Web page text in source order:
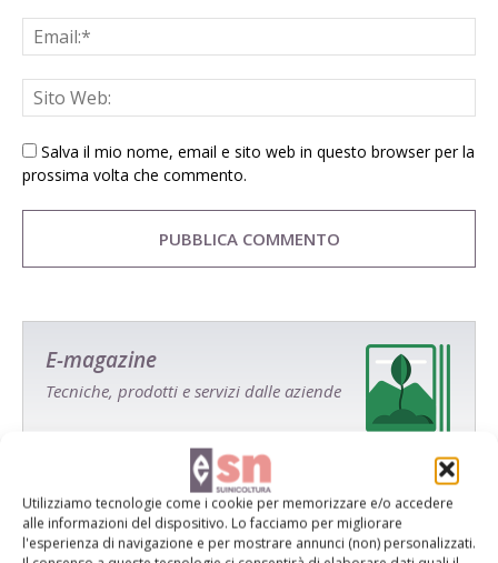
Utilizziamo tecnologie come i cookie per memorizzare e/o accedere
alle informazioni del dispositivo. Lo facciamo per migliorare
l'esperienza di navigazione e per mostrare annunci (non) personalizzati.
Salva il mio nome, email e sito web in questo browser per la
prossima volta che commento.
E-magazine
Tecniche, prodotti e servizi dalle aziende